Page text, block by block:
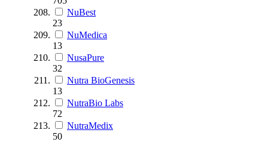
NuBest
23
NuMedica
13
NusaPure
32
Nutra BioGenesis
13
NutraBio Labs
72
NutraMedix
50